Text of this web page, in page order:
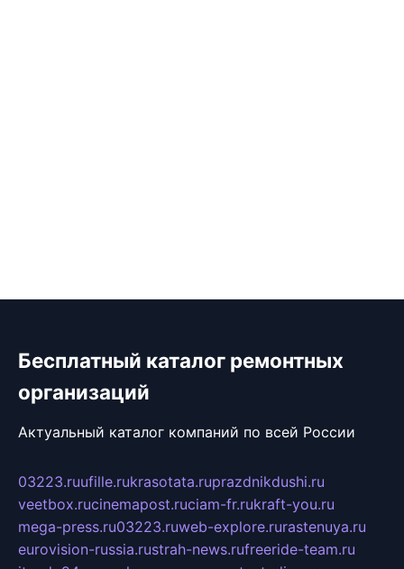
Бесплатный каталог ремонтных
организаций
Актуальный каталог компаний по всей России
03223.ruufille.rukrasotata.ruprazdnikdushi.ru
veetbox.rucinemapost.ruciam-fr.rukraft-you.ru
mega-press.ru03223.ruweb-explore.rurastenuya.ru
eurovision-russia.rustrah-news.rufreeride-team.ru